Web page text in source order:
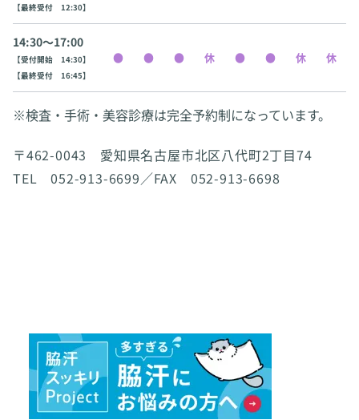
【最終受付 12:30】
14:30〜17:00
【受付開始 14:30】
【最終受付 16:45】
※検査・手術・美容診療は完全予約制になっています。
〒462-0043 愛知県名古屋市北区八代町2丁目74
TEL 052-913-6699／FAX 052-913-6698